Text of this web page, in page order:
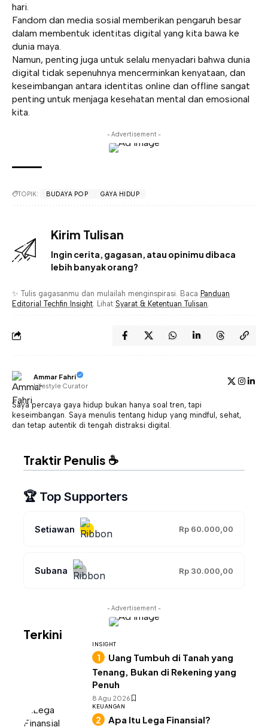
hari.
Fandom dan media sosial memberikan pengaruh besar
dalam membentuk identitas digital yang kita bawa ke
dunia maya.
Namun, penting juga untuk selalu menyadari bahwa dunia
digital tidak sepenuhnya mencerminkan kenyataan, dan
keseimbangan antara identitas online dan offline sangat
penting untuk menjaga kesehatan mental dan emosional
kita.
- Advertisement -
TOPIK: BUDAYA POP GAYA HIDUP
Kirim Tulisan
Ingin cerita, gagasan, atau opinimu dibaca
lebih banyak orang?
✨ Tulis gagasanmu dan mulailah menginspirasi. Baca Panduan
Editorial Techfin Insight . Lihat Syarat & Ketentuan Tulisan
Ammar Fahri
Lifestyle Curator
Saya percaya gaya hidup bukan hanya soal tren, tapi
keseimbangan. Saya menulis tentang hidup yang mindful, sehat,
dan tetap autentik di tengah distraksi digital.
Traktir Penulis ☕
🏆 Top Supporters
Setiawan Rp 60.000,00
Subana Rp 30.000,00
- Advertisement -
Terkini
INSIGHT
Uang Tumbuh di Tanah yang
Tenang, Bukan di Rekening yang
Penuh
8 Agu 2026
KEUANGAN
Apa Itu Lega Finansial?